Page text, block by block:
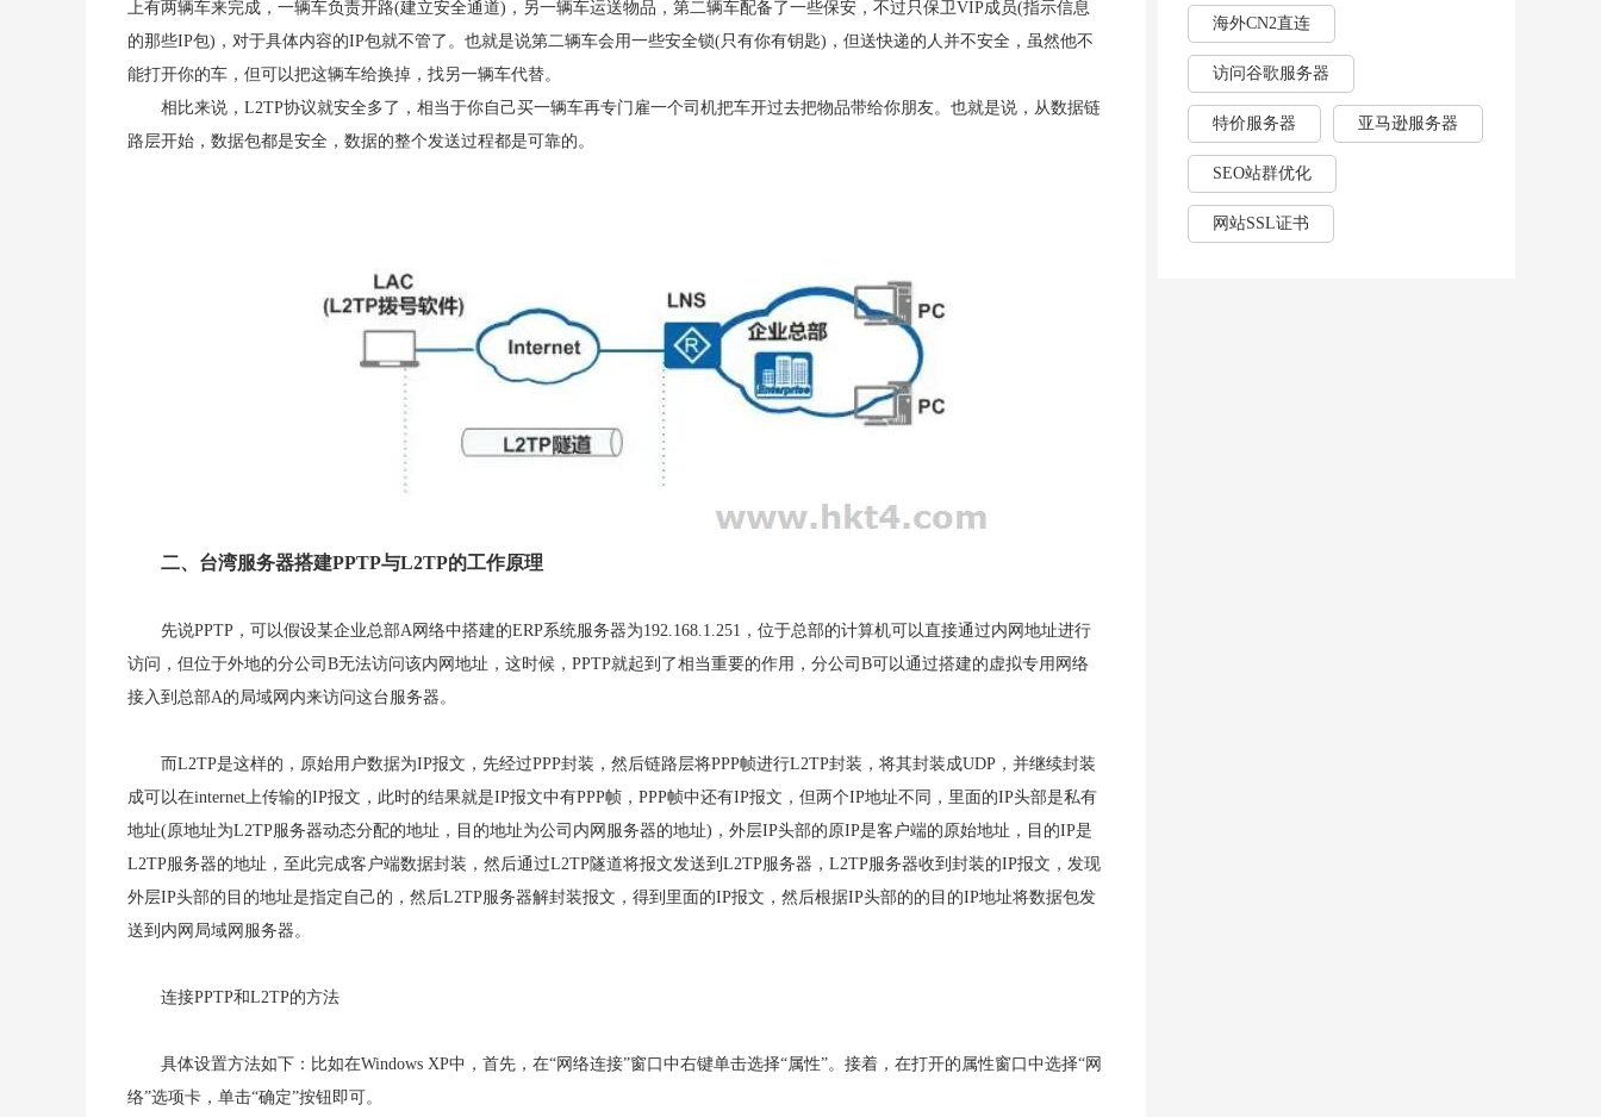
上有两辆车来完成，一辆车负责开路(建立安全通道)，另一辆车运送物品，第二辆车配备了一些保安，不过只保卫VIP成员(指示信息
的那些IP包)，对于具体内容的IP包就不管了。也就是说第二辆车会用一些安全锁(只有你有钥匙)，但送快递的人并不安全，虽然他不
能打开你的车，但可以把这辆车给换掉，找另一辆车代替。
相比来说，L2TP协议就安全多了，相当于你自己买一辆车再专门雇一个司机把车开过去把物品带给你朋友。也就是说，从数据链
路层开始，数据包都是安全，数据的整个发送过程都是可靠的。
二、台湾服务器搭建PPTP与L2TP的工作原理
先说PPTP，可以假设某企业总部A网络中搭建的ERP系统服务器为192.168.1.251，位于总部的计算机可以直接通过内网地址进行
访问，但位于外地的分公司B无法访问该内网地址，这时候，PPTP就起到了相当重要的作用，分公司B可以通过搭建的虚拟专用网络
接入到总部A的局域网内来访问这台服务器。
而L2TP是这样的，原始用户数据为IP报文，先经过PPP封装，然后链路层将PPP帧进行L2TP封装，将其封装成UDP，并继续封装
成可以在internet上传输的IP报文，此时的结果就是IP报文中有PPP帧，PPP帧中还有IP报文，但两个IP地址不同，里面的IP头部是私有
地址(原地址为L2TP服务器动态分配的地址，目的地址为公司内网服务器的地址)，外层IP头部的原IP是客户端的原始地址，目的IP是
L2TP服务器的地址，至此完成客户端数据封装，然后通过L2TP隧道将报文发送到L2TP服务器，L2TP服务器收到封装的IP报文，发现
外层IP头部的目的地址是指定自己的，然后L2TP服务器解封装报文，得到里面的IP报文，然后根据IP头部的的目的IP地址将数据包发
送到内网局域网服务器。
连接PPTP和L2TP的方法
具体设置方法如下：比如在Windows XP中，首先，在“网络连接”窗口中右键单击选择“属性”。接着，在打开的属性窗口中选择“网
络”选项卡，单击“确定”按钮即可。
海外CN2直连
访问谷歌服务器
特价服务器 亚马逊服务器
SEO站群优化
网站SSL证书